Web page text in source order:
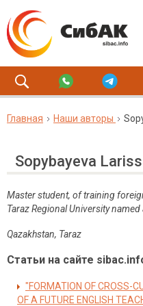
Главная Наши авторы
Sopybayeva
Master student, of training
Taraz Regional University
Qazakhstan, Taraz
Статьи на сайте
"FORMATION OF CROSS-
OF A FUTURE ENGLISH